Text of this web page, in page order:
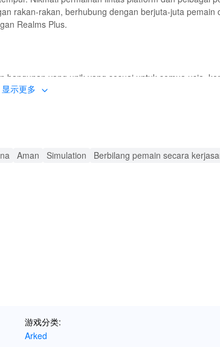
rakan-rakan, berhubung dengan berjuta-juta pemain
Realms Plus.
yang unik yang sesuai untuk semua usia,
dunia terbuka yang tidak berkesudahan yang
visual yang lebih baik, memperkenalkan
cepat, dan percuma. LeLeJoy menawarkan
yang dipercayai anda untuk memuat turun
显示更多
Aman Simulation
Berbilang pemain secara
游戏分类:
Arked